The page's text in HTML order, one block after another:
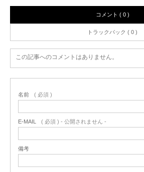
コメント ( 0 )
トラックバック ( 0 )
この記事へのコメントはありません。
名前 ( 必須 )
E-MAIL ( 必須 ) - 公開されません -
備考